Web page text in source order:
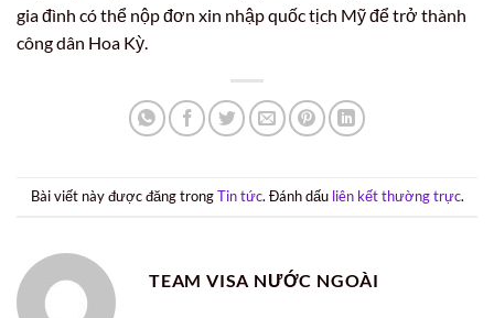
gia đình có thể nộp đơn xin nhập quốc tịch Mỹ để trở thành
công dân Hoa Kỳ.
Bài viết này được đăng trongTin tức. Đánh dấu liên kết thường trực.
TEAM VISA NƯỚC NGOÀI